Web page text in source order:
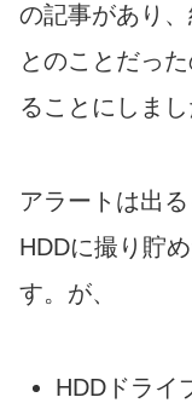
の記事があり
とのことだっ
ることにしまし
アラートは出
HDDに撮り貯
す。が、
HDDドライ